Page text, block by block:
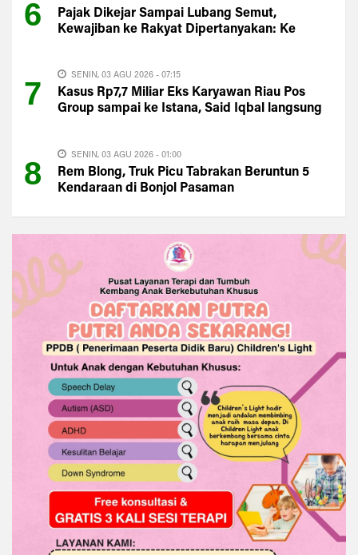
6
Pajak Dikejar Sampai Lubang Semut,
Kewajiban ke Rakyat Dipertanyakan: Ke
7
SENIN, 03 AGU 2026 - 07:15
Kasus Rp7,7 Miliar Eks Karyawan Riau Pos
Group sampai ke Istana, Said Iqbal langsung
8
SENIN, 03 AGU 2026 - 01:00
Rem Blong, Truk Picu Tabrakan Beruntun 5
Kendaraan di Bonjol Pasaman